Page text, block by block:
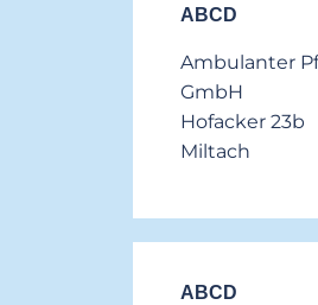
ABCD
Ambulanter
Miltach
ABCD